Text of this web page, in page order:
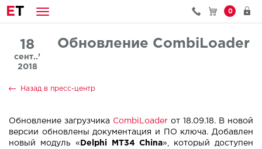
ET 0
18
сент..’
2018
Обновление CombiLoader
Назад в пресс-центр
Обновление загрузчика CombiLoader от 18.09.18. В новой
версии обновлены документация и ПО ключа. Добавлен
новый модуль « Delphi MT34 China», который доступен